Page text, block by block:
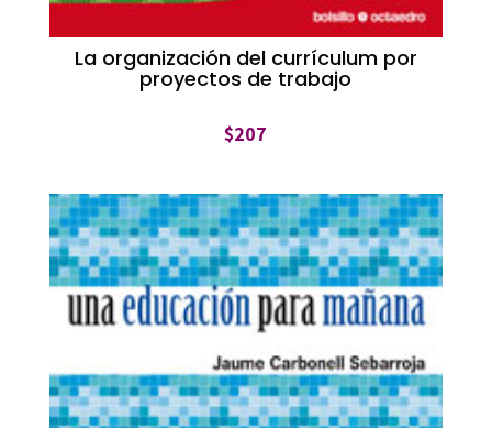
La organización del currículum por
proyectos de trabajo
$207